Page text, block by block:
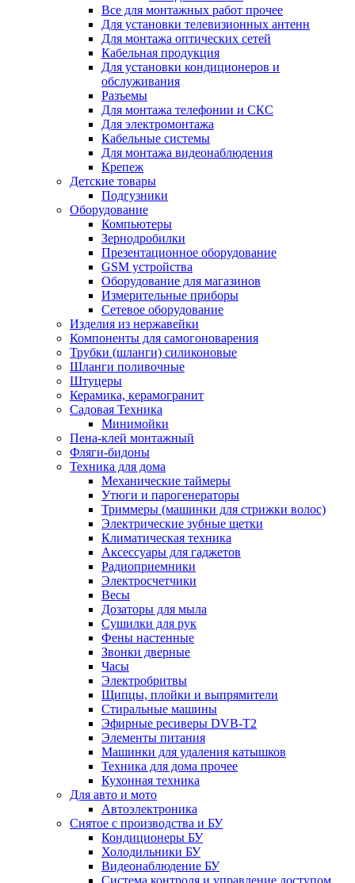
Все для монтажных работ прочее
Для установки телевизионных антенн
Для монтажа оптических сетей
Кабельная продукция
Для установки кондиционеров и
обслуживания
Разъемы
Для монтажа телефонии и СКС
Для электромонтажа
Кабельные системы
Для монтажа видеонаблюдения
Крепеж
Детские товары
Подгузники
Оборудование
Компьютеры
Зернодробилки
Презентационное оборудование
GSM устройства
Оборудование для магазинов
Измерительные приборы
Сетевое оборудование
Изделия из нержавейки
Компоненты для самогоноварения
Трубки (шланги) силиконовые
Шланги поливочные
Штуцеры
Керамика, керамогранит
Садовая Техника
Минимойки
Пена-клей монтажный
Фляги-бидоны
Техника для дома
Механические таймеры
Утюги и парогенераторы
Триммеры (машинки для стрижки волос)
Электрические зубные щетки
Климатическая техника
Аксессуары для гаджетов
Радиоприемники
Электросчетчики
Весы
Дозаторы для мыла
Сушилки для рук
Фены настенные
Звонки дверные
Часы
Электробритвы
Щипцы, плойки и выпрямители
Стиральные машины
Эфирные ресиверы DVB-T2
Элементы питания
Машинки для удаления катышков
Техника для дома прочее
Кухонная техника
Для авто и мото
Автоэлектроника
Снятое с производства и БУ
Кондиционеры БУ
Холодильники БУ
Видеонаблюдение БУ
Система контроля и управление доступом